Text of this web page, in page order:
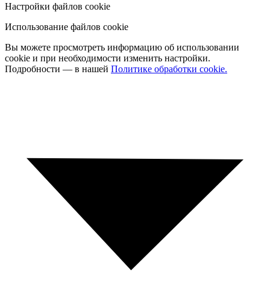
Настройки файлов cookie
Использование файлов cookie
Вы можете просмотреть информацию об использовании
cookie и при необходимости изменить настройки.
Подробности — в нашей Политике обработки cookie.